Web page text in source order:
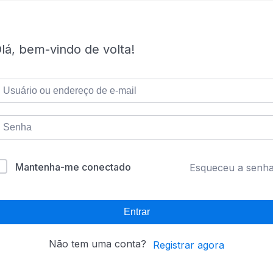
bem-vindo de volta!
Mantenha-me conectado Esqueceu a
Entrar
Não tem uma conta? Registrar agora